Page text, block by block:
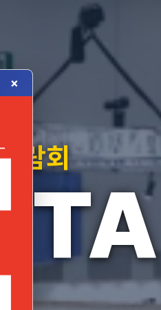
람회
×